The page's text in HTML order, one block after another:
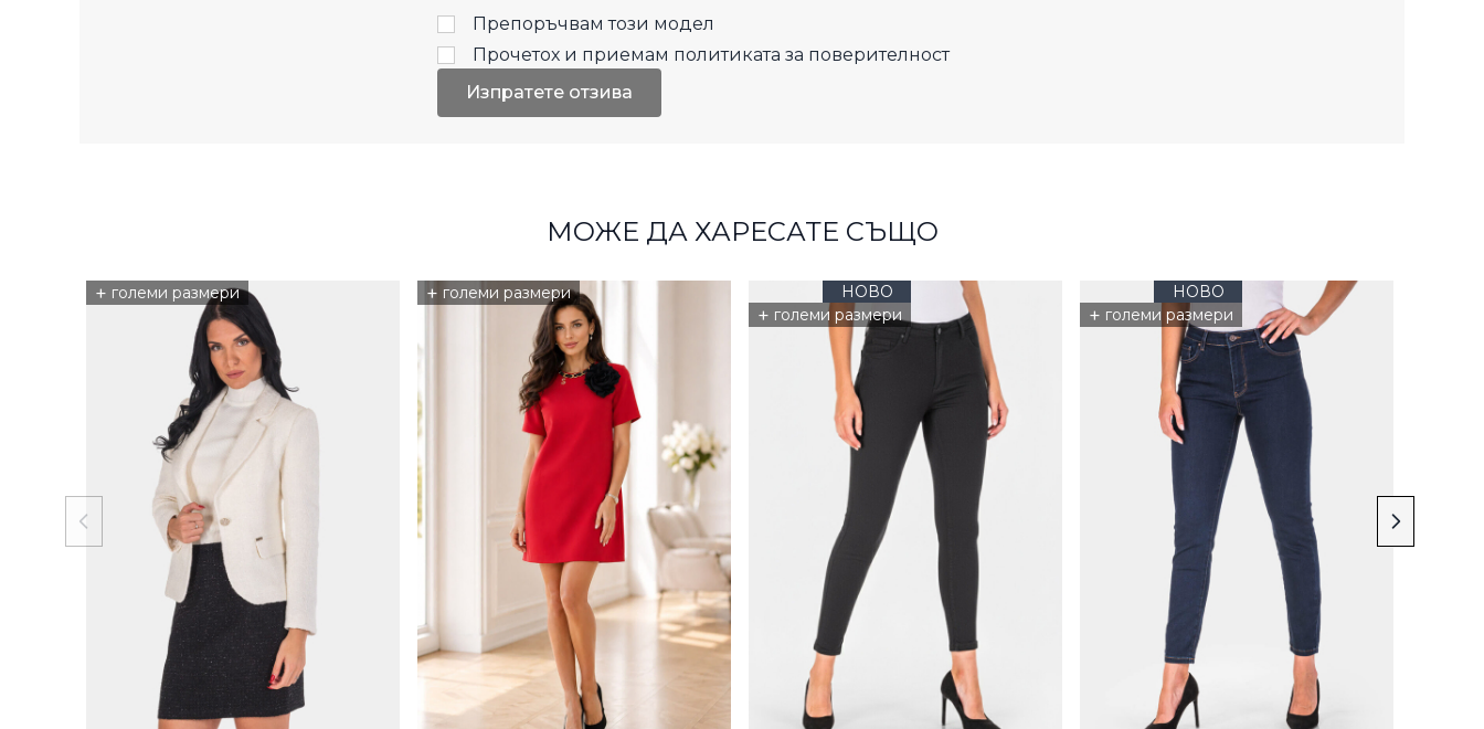
Препоръчвам този модел
Прочетох и приемам политиката за поверителност
Изпратете отзива
МОЖЕ ДА ХАРЕСАТЕ СЪЩО
+ големи размери + големи размери НОВО
+ големи размери
НОВО
+ големи размери